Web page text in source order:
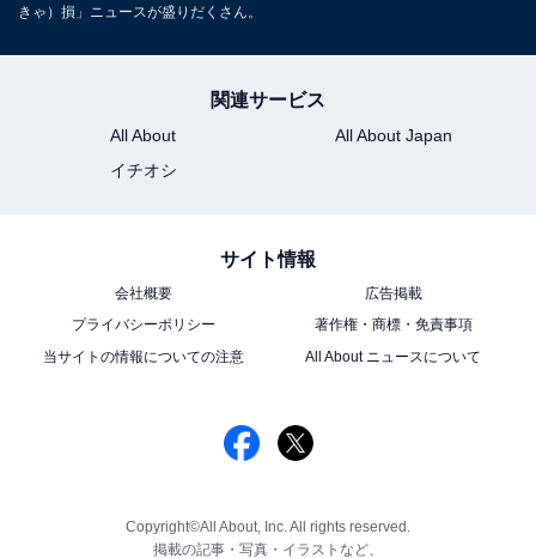
きゃ）損」ニュースが盛りだくさん。
関連サービス
All About
All About Japan
イチオシ
サイト情報
会社概要
広告掲載
プライバシーポリシー
著作権・商標・免責事項
当サイトの情報についての注意
All About ニュースについて
Copyright©All About, Inc. All rights reserved.
掲載の記事・写真・イラストなど、